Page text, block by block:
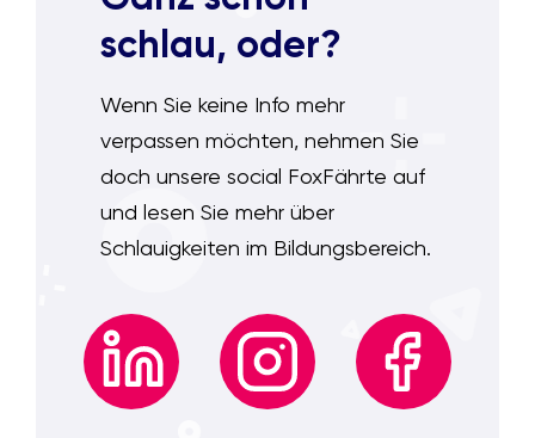
schlau, oder?
Wenn Sie keine Info mehr
verpassen möchten, nehmen Sie
doch unsere social FoxFährte auf
und lesen Sie mehr über
Schlauigkeiten im Bildungsbereich.